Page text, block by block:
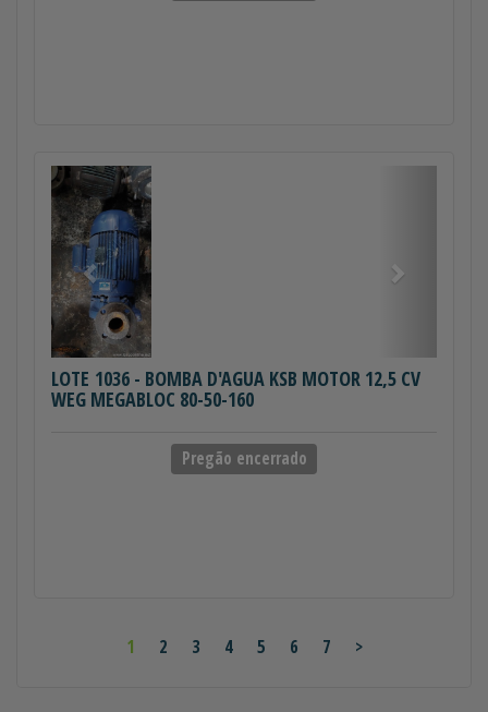
Anterior
LOTE 1036 - BOMBA D'AGUA KSB MOTOR 12,5 CV
WEG MEGABLOC 80-50-160
Pregão encerrado
1 2 3 4 5 6 7 >